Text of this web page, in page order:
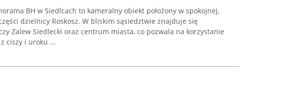
BH w Siedlcach to kameralny obiekt położony w spokojnej,
dzielnicy Roskosz. W bliskim sąsiedztwie znajduje się
Zalew Siedlecki oraz centrum miasta, co pozwala na korzystanie
ciszy i uroku ...